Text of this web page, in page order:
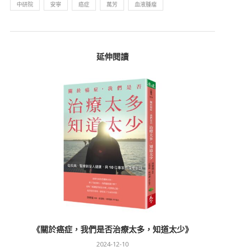
中研院 安寧 癌症 萬芳 血液腫瘤
延伸閱讀
《關於癌症，我們是否治療太多，知道太少》
2024-12-10